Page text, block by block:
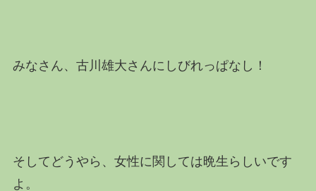
みなさん、古川雄大さんにしびれっぱなし！
そしてどうやら、女性に関しては晩生らしいです
よ。